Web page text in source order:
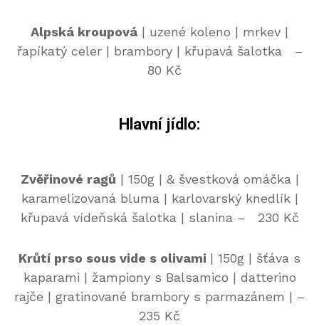
Alpská kroupová | uzené koleno | mrkev |
řapíkatý celer | brambory | křupavá šalotka –
80 Kč
Hlavní jídlo:
Zvěřinové ragů | 150g | & švestková omáčka |
karamelizovaná bluma | karlovarský knedlík |
křupavá vídeňská šalotka | slanina – 230 Kč
Krůtí prso sous vide s olivami | 150g | šťáva s
kaparami | žampiony s Balsamico | datterino
rajče | gratinované brambory s parmazánem | –
235 Kč